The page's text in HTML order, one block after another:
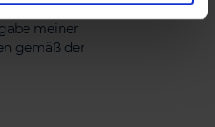
in die Speicherung,
meiner
gemäß der